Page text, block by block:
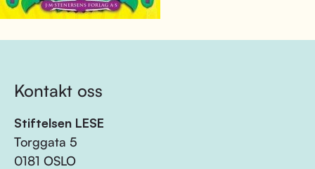
Kontakt oss
Stiftelsen LESE
Torggata 5
0181 OSLO